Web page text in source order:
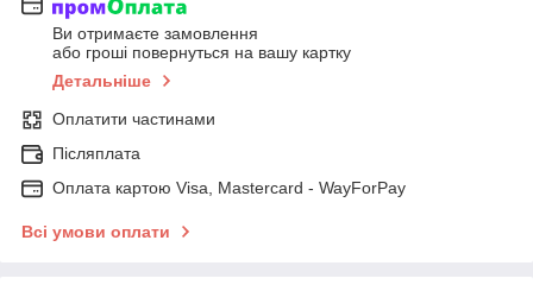
Ви отримаєте замовлення
або гроші повернуться на вашу картку
Детальніше
Оплатити частинами
Післяплата
Оплата картою Visa, Mastercard - WayForPay
Всі умови оплати